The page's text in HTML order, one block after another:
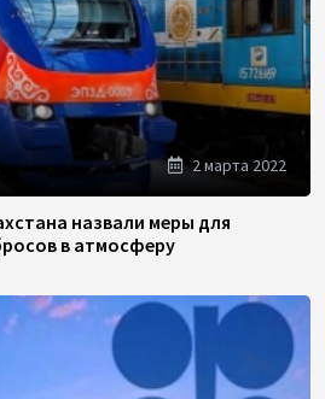
2 марта 2022
назвали меры для
в атмосферу